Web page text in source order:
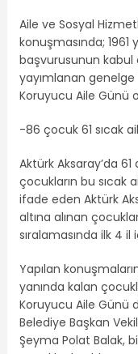
Aile ve Sosyal
konuşmasında; 1961
başvurusunun kabul
yayımlanan genelge
Koruyucu Aile Günü
-86 çocuk 61 sıcak
Aktürk Aksaray’da
çocukların bu sıcak
ifade eden Aktürk
altına alınan
sıralamasında ilk 4 il
Yapılan
yanında kalan
Koruyucu Aile Günü
Belediye Başkan
Şeyma Polat Balak,